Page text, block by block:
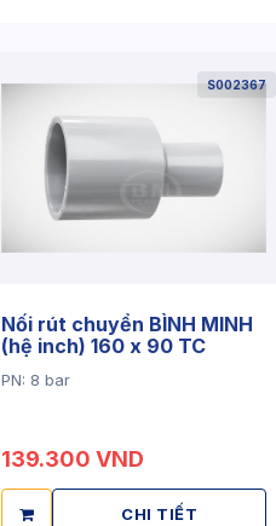
S002367
Nối rút chuyển BÌNH MINH
(hệ inch) 160 x 90 TC
PN: 8 bar
139.300 VND
CHI TIẾT